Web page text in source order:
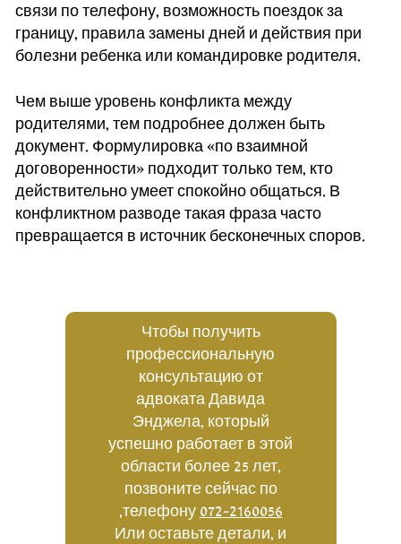
связи по телефону, возможность поездок за
границу, правила замены дней и действия при
болезни ребенка или командировке родителя.
Чем выше уровень конфликта между
родителями, тем подробнее должен быть
документ. Формулировка «по взаимной
договоренности» подходит только тем, кто
действительно умеет спокойно общаться. В
конфликтном разводе такая фраза часто
превращается в источник бесконечных споров.
Чтобы получить
профессиональную
консультацию от
адвоката Давида
Энджела, который
успешно работает в этой
области более 25 лет,
позвоните сейчас по
телефону 072-2160056
,
Или оставьте детали, и